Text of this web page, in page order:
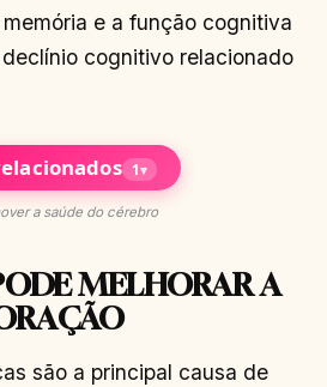
e a função cognitiva
cognitivo relacionado
1▾
a saúde do cérebro
MELHORAR A
são a principal causa de